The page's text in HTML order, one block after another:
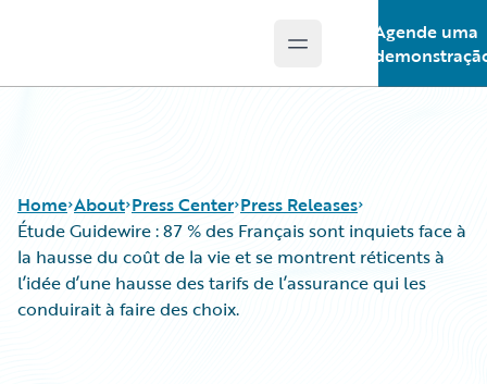
Open main menu
Agende uma
Home About Press Center Press Releases
Étude Guidewire : 87 % des Français sont inquiets face à
la hausse du coût de la vie et se montrent réticents à
l’idée d’une hausse des tarifs de l’assurance qui les
conduirait à faire des choix.